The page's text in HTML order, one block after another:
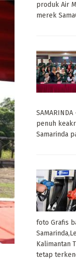
produk Air
merek
penuh
Samarinda
foto Grafis
Kalimantan
tetap